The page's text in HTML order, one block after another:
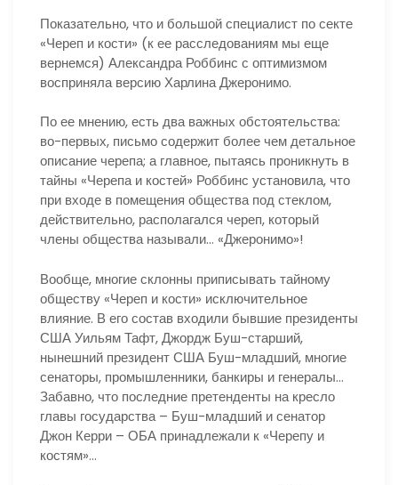
Показательно, что и большой специалист по секте
«Череп и кости» (к ее расследованиям мы еще
вернемся) Александра Роббинс с оптимизмом
восприняла версию Харлина Джеронимо.
По ее мнению, есть два важных обстоятельства:
во-первых, письмо содержит более чем детальное
описание черепа; а главное, пытаясь проникнуть в
тайны «Черепа и костей» Роббинс установила, что
при входе в помещения общества под стеклом,
действительно, располагался череп, который
члены общества называли… «Джеронимо»!
Вообще, многие склонны приписывать тайному
обществу «Череп и кости» исключительное
влияние. В его состав входили бывшие президенты
США Уильям Тафт, Джордж Буш-старший,
нынешний президент США Буш-младший, многие
сенаторы, промышленники, банкиры и генералы…
Забавно, что последние претенденты на кресло
главы государства – Буш-младший и сенатор
Джон Керри – ОБА принадлежали к «Черепу и
костям»…